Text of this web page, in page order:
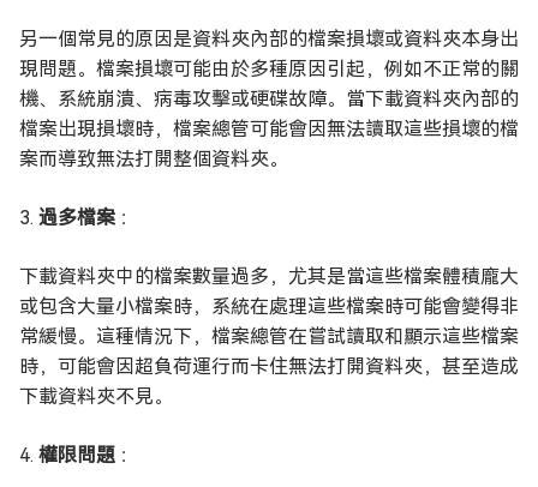
另一個常見的原因是資料夾內部的檔案損壞或資料夾本身出
現問題。檔案損壞可能由於多種原因引起，例如不正常的關
機、系統崩潰、病毒攻擊或硬碟故障。當下載資料夾內部的
檔案出現損壞時，檔案總管可能會因無法讀取這些損壞的檔
案而導致無法打開整個資料夾。
3. 過多檔案 ：
下載資料夾中的檔案數量過多，尤其是當這些檔案體積龐大
或包含大量小檔案時，系統在處理這些檔案時可能會變得非
常緩慢。這種情況下，檔案總管在嘗試讀取和顯示這些檔案
時，可能會因超負荷運行而卡住無法打開資料夾，甚至造成
下載資料夾不見。
4. 權限問題 ：